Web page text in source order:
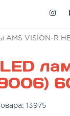
AMS VISION-R
13975